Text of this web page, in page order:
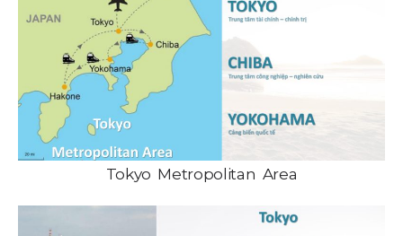
Tokyo Metropolitan Area